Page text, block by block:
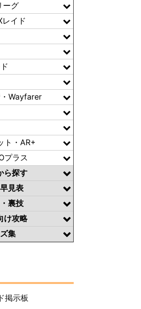
ーグ
レイド
Wayfarer
ト・AR+
プラス
ら探す
見表
裏技
け攻略
集
掲示板